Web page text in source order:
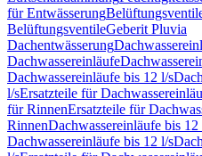
für Entwässerung
BelüftungsventileGeberit Pluvia
Dachentwässerung
Dachwassereinläufe
Dachwassereinläufe bis 12 l/s
l/sErsatzteile für
für RinnenErsatzteile für
RinnenDachwassereinläufe bis 12
Dachwassereinläufe bis 12 l/s